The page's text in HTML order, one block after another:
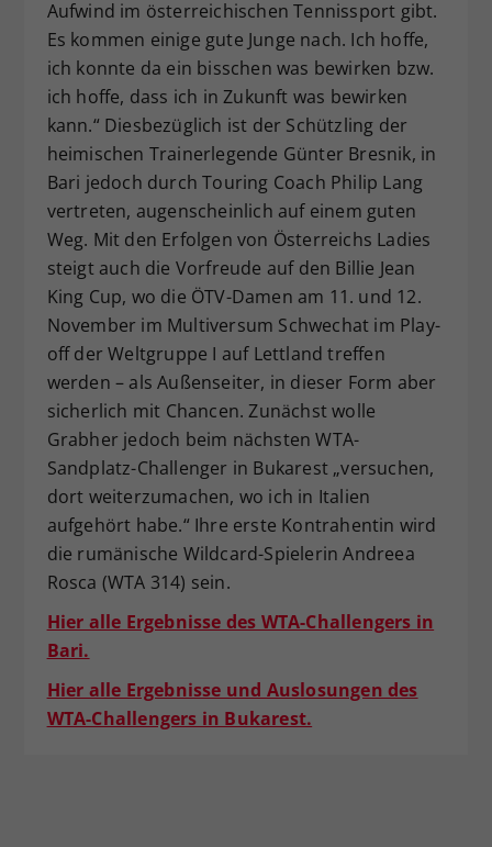
Aufwind im österreichischen Tennissport gibt.
Es kommen einige gute Junge nach. Ich hoffe,
ich konnte da ein bisschen was bewirken bzw.
ich hoffe, dass ich in Zukunft was bewirken
kann.“ Diesbezüglich ist der Schützling der
heimischen Trainerlegende Günter Bresnik, in
Bari jedoch durch Touring Coach Philip Lang
vertreten, augenscheinlich auf einem guten
Weg. Mit den Erfolgen von Österreichs Ladies
steigt auch die Vorfreude auf den Billie Jean
King Cup, wo die ÖTV-Damen am 11. und 12.
November im Multiversum Schwechat im Play-
off der Weltgruppe I auf Lettland treffen
werden – als Außenseiter, in dieser Form aber
sicherlich mit Chancen. Zunächst wolle
Grabher jedoch beim nächsten WTA-
Sandplatz-Challenger in Bukarest „versuchen,
dort weiterzumachen, wo ich in Italien
aufgehört habe.“ Ihre erste Kontrahentin wird
die rumänische Wildcard-Spielerin Andreea
Rosca (WTA 314) sein.
Hier alle Ergebnisse des WTA-Challengers in
Bari.
Hier alle Ergebnisse und Auslosungen des
WTA-Challengers in Bukarest.